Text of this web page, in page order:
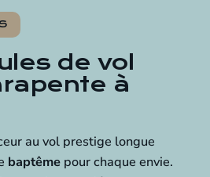
de vol
à
au vol prestige longue
baptême pour chaque envie.